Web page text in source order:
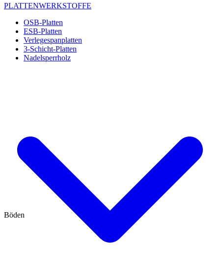
PLATTENWERKSTOFFE
OSB-Platten
ESB-Platten
Verlegespanplatten
3-Schicht-Platten
Nadelsperrholz
Böden